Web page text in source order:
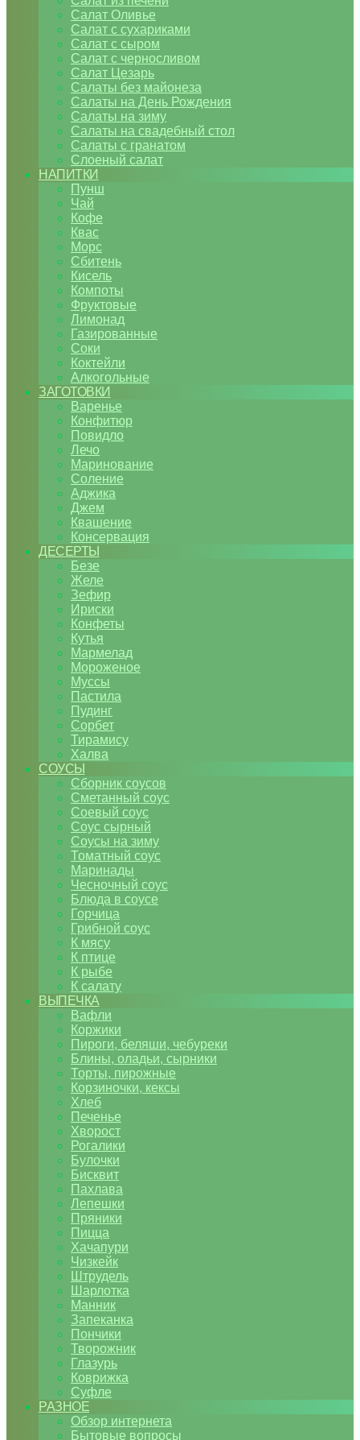
Салат Оливье
Салат с сухариками
Салат с сыром
Салат с черносливом
Салат Цезарь
Салаты без майонеза
Салаты на День Рождения
Салаты на зиму
Салаты на свадебный стол
Салаты с гранатом
Слоеный салат
НАПИТКИ
Пунш
Чай
Кофе
Квас
Морс
Сбитень
Кисель
Компоты
Фруктовые
Лимонад
Газированные
Соки
Коктейли
Алкогольные
ЗАГОТОВКИ
Варенье
Конфитюр
Повидло
Лечо
Маринование
Соление
Аджика
Джем
Квашение
Консервация
ДЕСЕРТЫ
Безе
Желе
Зефир
Ириски
Конфеты
Кутья
Мармелад
Мороженое
Муссы
Пастила
Пудинг
Сорбет
Тирамису
Халва
СОУСЫ
Сборник соусов
Сметанный соус
Соевый соус
Соус сырный
Соусы на зиму
Томатный соус
Маринады
Чесночный соус
Блюда в соусе
Горчица
Грибной соус
К мясу
К птице
К рыбе
К салату
ВЫПЕЧКА
Вафли
Коржики
Пироги, беляши, чебуреки
Блины, оладьи, сырники
Торты, пирожные
Корзиночки, кексы
Хлеб
Печенье
Хворост
Рогалики
Булочки
Бисквит
Пахлава
Лепешки
Пряники
Пицца
Хачапури
Чизкейк
Штрудель
Шарлотка
Манник
Запеканка
Пончики
Творожник
Глазурь
Коврижка
Суфле
РАЗНОЕ
Обзор интернета
Бытовые вопросы